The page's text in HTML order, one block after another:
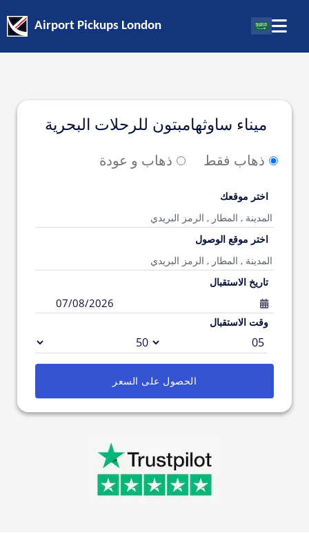
Airport Pickups London
ميناء ساوثهامبتون للرحلات البحرية
ذهاب فقط ذهاب و عودة
اختر موقعك
اختر موقع الوصول
تاريخ الاستقبال
07/08/2026
وقت الاستقبال
الحصول على السعر